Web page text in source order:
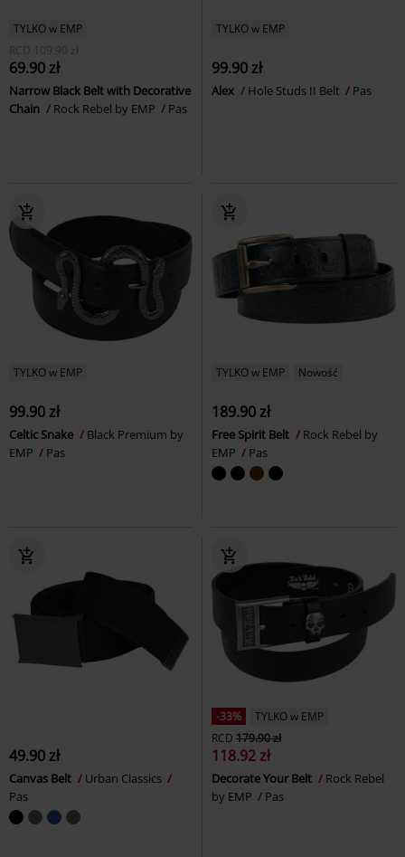
TYLKO w EMP
RCD 109.90 zł
69.90 zł
Narrow Black Belt with Decorative
Chain
Rock Rebel by EMP Pas
TYLKO w EMP
99.90 zł
Alex Hole Studs II Belt Pas
TYLKO w EMP
99.90 zł
Celtic Snake
Black Premium by
EMP
Pas
TYLKO w EMP Nowość
189.90 zł
Free Spirit Belt
Rock Rebel by
EMP
Pas
49.90 zł
Canvas Belt
Urban Classics
Pas
-33%
TYLKO w EMP
RCD 179.90 zł
118.92 zł
Decorate Your Belt
Rock Rebel
by EMP
Pas